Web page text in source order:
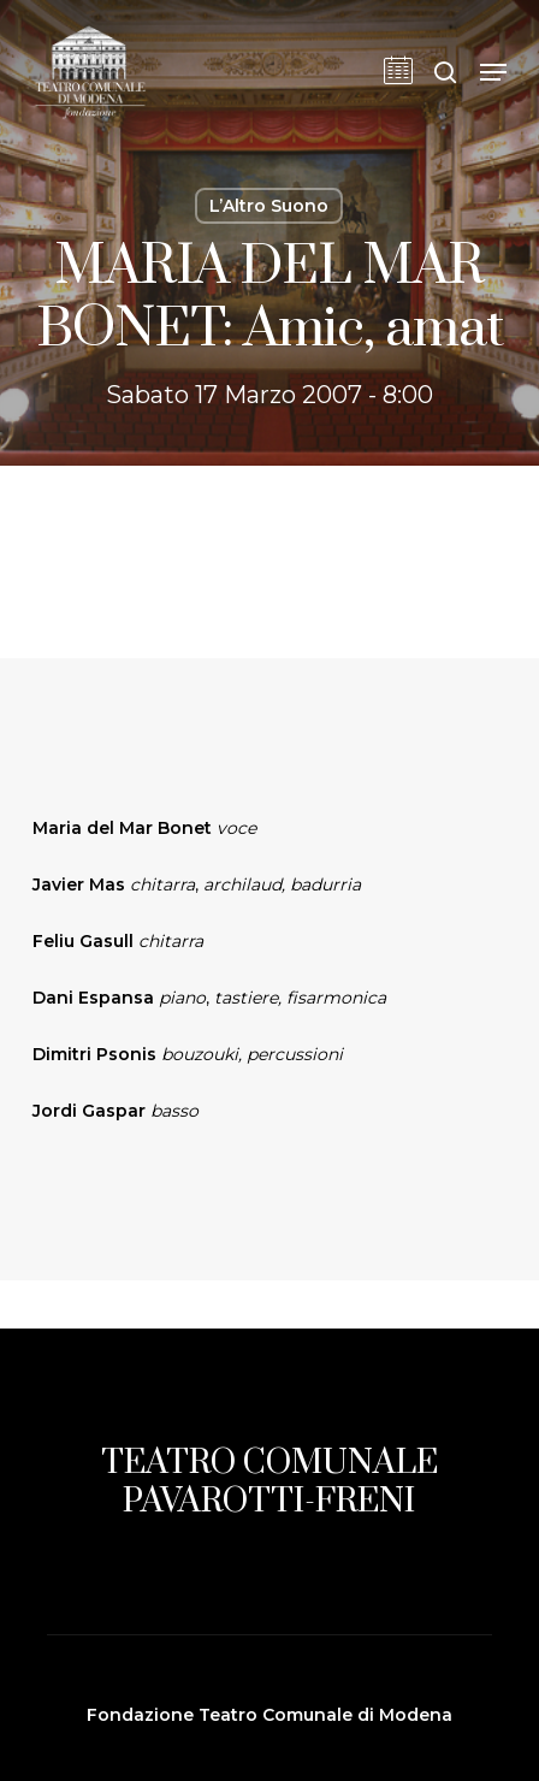
Skip
to
main
content
cerca
L’Altro Suono
MARIA DEL MAR
BONET: Amic, amat
Sabato 17 Marzo 2007 - 8:00
Maria del Mar Bonet voce
Javier Mas chitarra, archilaud, badurria
Feliu Gasull chitarra
Dani Espansa piano, tastiere, fisarmonica
Dimitri Psonis bouzouki, percussioni
Jordi Gaspar basso
TEATRO COMUNALE
PAVAROTTI-FRENI
Fondazione Teatro Comunale di Modena